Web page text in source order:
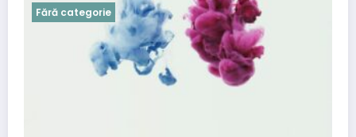
Fără categorie